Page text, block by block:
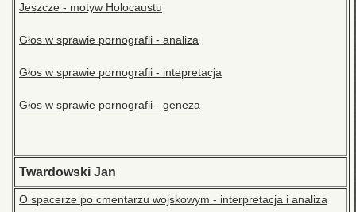
Jeszcze - motyw Holocaustu
Głos w sprawie pornografii - analiza
Głos w sprawie pornografii - intepretacja
Głos w sprawie pornografii - geneza
Twardowski Jan
O spacerze po cmentarzu wojskowym - interpretacja i analiza